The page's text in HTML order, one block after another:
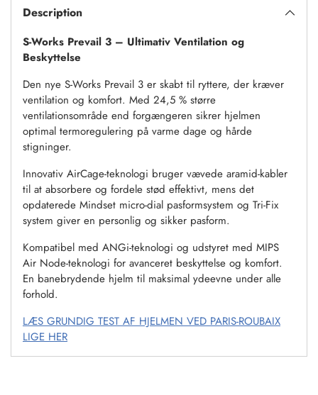
kurvDescription
S-Works Prevail 3 – Ultimativ Ventilation og
Beskyttelse
Den nye S-Works Prevail 3 er skabt til ryttere, der kræver
ventilation og komfort. Med 24,5 % større
ventilationsområde end forgængeren sikrer hjelmen
optimal termoregulering på varme dage og hårde
stigninger.
Innovativ AirCage-teknologi bruger vævede aramid-kabler
til at absorbere og fordele stød effektivt, mens det
opdaterede Mindset micro-dial pasformsystem og Tri-Fix
system giver en personlig og sikker pasform.
Kompatibel med ANGi-teknologi og udstyret med MIPS
Air Node-teknologi for avanceret beskyttelse og komfort.
En banebrydende hjelm til maksimal ydeevne under alle
forhold.
LÆS GRUNDIG TEST AF HJELMEN VED PARIS-ROUBAIX
LIGE HER